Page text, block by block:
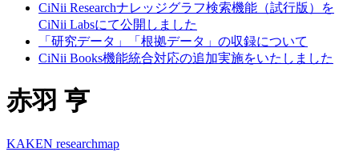
CiNii Researchナレッジグラフ検索機能（試行版）を
CiNii Labsにて公開しました
「研究データ」「根拠データ」の収録について
CiNii Books機能統合対応の追加実施をいたしました
赤羽 亨
KAKEN researchmap